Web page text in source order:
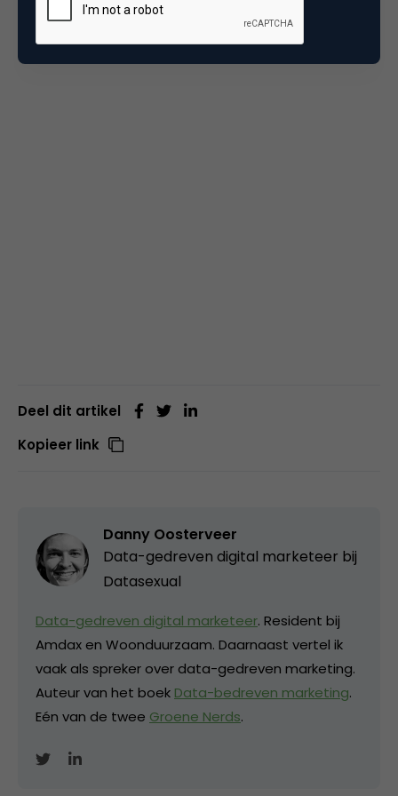
Deel dit artikel
Kopieer link
Danny Oosterveer
Data-gedreven digital marketeer bij
Datasexual
Data-gedreven digital marketeer. Resident bij
Amdax en Woonduurzaam. Daarnaast vertel ik
vaak als spreker over data-gedreven marketing.
Auteur van het boek Data-bedreven marketing.
Eén van de twee Groene Nerds.